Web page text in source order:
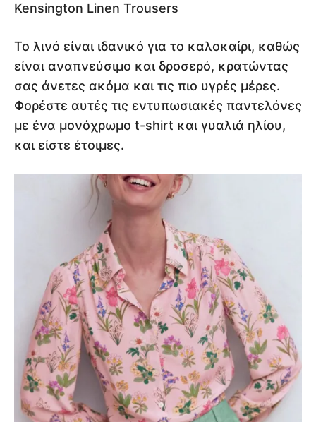
Kensington Linen Trousers
Το λινό είναι ιδανικό για το καλοκαίρι, καθώς
είναι αναπνεύσιμο και δροσερό, κρατώντας
σας άνετες ακόμα και τις πιο υγρές μέρες.
Φορέστε αυτές τις εντυπωσιακές παντελόνες
με ένα μονόχρωμο t-shirt και γυαλιά ηλίου,
και είστε έτοιμες.